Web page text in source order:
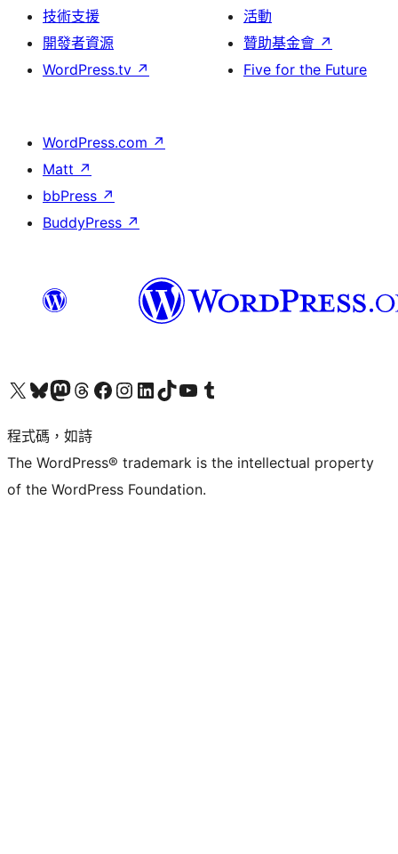
技術支援
開發者資源
WordPress.tv ↗
活動
贊助基金會 ↗
Five for the Future
WordPress.com ↗
Matt ↗
bbPress ↗
BuddyPress ↗
查看我們的 X (之前的 Twitter) 帳號造訪我們的 Bluesky 帳號造訪我們的 Mastodon 帳號造訪我們的 Threads 帳號 造訪我們的 Facebook 粉絲專頁Visit our Instagram account
Visit our LinkedIn account
造訪我們的 TikTok 帳號Visit our YouTube channel
造訪我們的 Tumblr 帳號
程式碼，如詩
The WordPress® trademark is the intellectual property
of the WordPress Foundation.